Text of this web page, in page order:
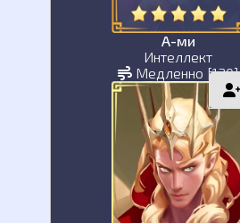
А-ми
Интеллект
Медленно [130]